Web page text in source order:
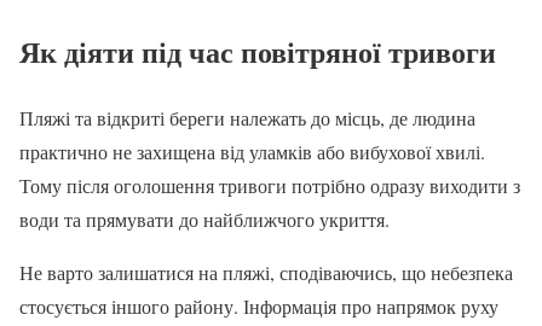
Як діяти під час повітряної тривоги
Пляжі та відкриті береги належать до місць, де людина
практично не захищена від уламків або вибухової хвилі.
Тому після оголошення тривоги потрібно одразу виходити з
води та прямувати до найближчого укриття.
Не варто залишатися на пляжі, сподіваючись, що небезпека
стосується іншого району. Інформація про напрямок руху